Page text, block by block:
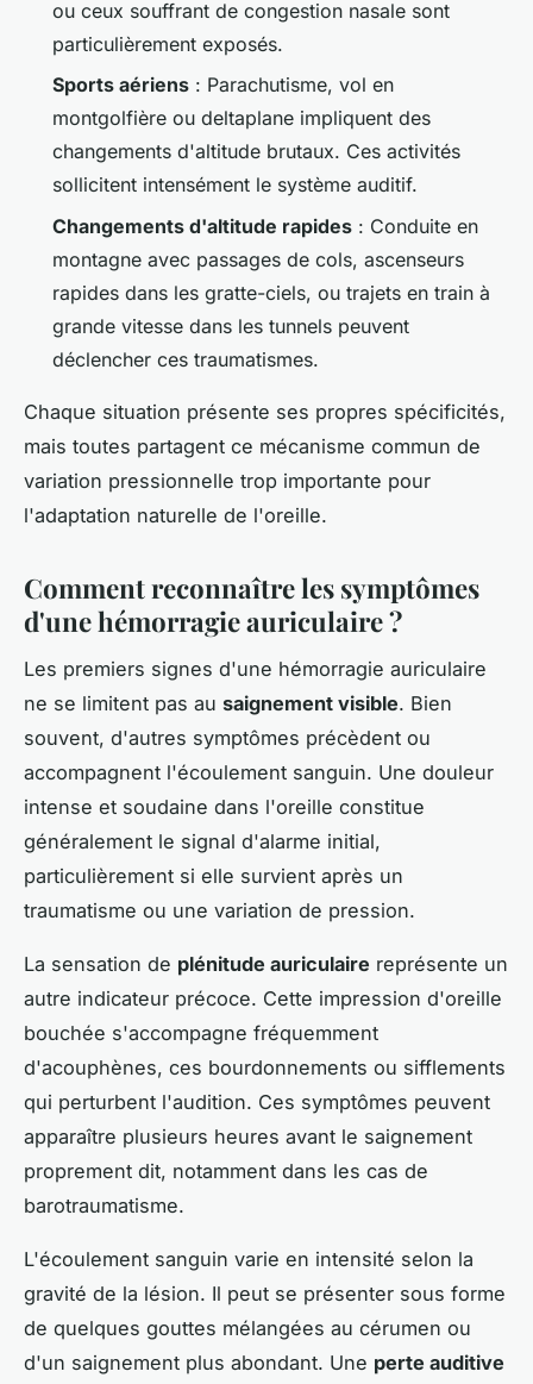
ou ceux souffrant de congestion nasale sont
particulièrement exposés.
Sports aériens : Parachutisme, vol en
montgolfière ou deltaplane impliquent des
changements d'altitude brutaux. Ces activités
sollicitent intensément le système auditif.
Changements d'altitude rapides : Conduite en
montagne avec passages de cols, ascenseurs
rapides dans les gratte-ciels, ou trajets en train à
grande vitesse dans les tunnels peuvent
déclencher ces traumatismes.
Chaque situation présente ses propres spécificités,
mais toutes partagent ce mécanisme commun de
variation pressionnelle trop importante pour
l'adaptation naturelle de l'oreille.
Comment reconnaître les symptômes
d'une hémorragie auriculaire ?
Les premiers signes d'une hémorragie auriculaire
ne se limitent pas au saignement visible. Bien
souvent, d'autres symptômes précèdent ou
accompagnent l'écoulement sanguin. Une douleur
intense et soudaine dans l'oreille constitue
généralement le signal d'alarme initial,
particulièrement si elle survient après un
traumatisme ou une variation de pression.
La sensation de plénitude auriculaire représente un
autre indicateur précoce. Cette impression d'oreille
bouchée s'accompagne fréquemment
d'acouphènes, ces bourdonnements ou sifflements
qui perturbent l'audition. Ces symptômes peuvent
apparaître plusieurs heures avant le saignement
proprement dit, notamment dans les cas de
barotraumatisme.
L'écoulement sanguin varie en intensité selon la
gravité de la lésion. Il peut se présenter sous forme
de quelques gouttes mélangées au cérumen ou
d'un saignement plus abondant. Une perte auditive